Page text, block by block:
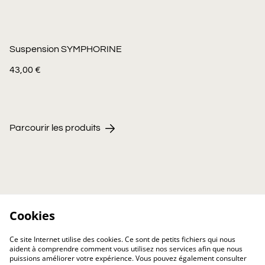
Suspension SYMPHORINE
43,00 €
Parcourir les produits
Cookies
Ce site Internet utilise des cookies. Ce sont de petits fichiers qui nous
aident à comprendre comment vous utilisez nos services afin que nous
puissions améliorer votre expérience. Vous pouvez également consulter